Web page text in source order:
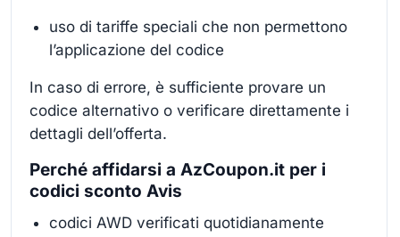
uso di tariffe speciali che non permettono
l’applicazione del codice
In caso di errore, è sufficiente provare un
codice alternativo o verificare direttamente i
dettagli dell’offerta.
Perché affidarsi a AzCoupon.it per i
codici sconto Avis
codici AWD verificati quotidianamente